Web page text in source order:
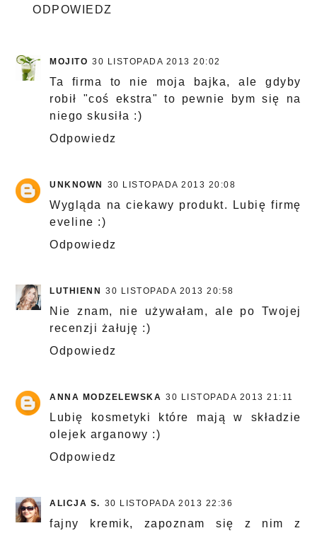
ODPOWIEDZ
MOJITO 30 LISTOPADA 2013 20:02
Ta firma to nie moja bajka, ale gdyby
robił "coś ekstra" to pewnie bym się na
niego skusiła :)
Odpowiedz
UNKNOWN 30 LISTOPADA 2013 20:08
Wygląda na ciekawy produkt. Lubię firmę
eveline :)
Odpowiedz
LUTHIENN 30 LISTOPADA 2013 20:58
Nie znam, nie używałam, ale po Twojej
recenzji żałuję :)
Odpowiedz
ANNA MODZELEWSKA 30 LISTOPADA 2013 21:11
Lubię kosmetyki które mają w składzie
olejek arganowy :)
Odpowiedz
ALICJA S. 30 LISTOPADA 2013 22:36
fajny kremik, zapoznam się z nim z